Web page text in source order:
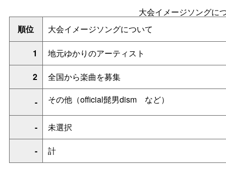
大会イメージソングに
順位
大会イメージソングについて
1 地元ゆかりのアーティスト
2 全国から楽曲を募集
- その他（official髭男dism など）
- 未選択
- 計